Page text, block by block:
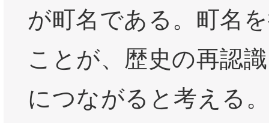
が町名である。町名
ことが、歴史の再認
につながると考える。